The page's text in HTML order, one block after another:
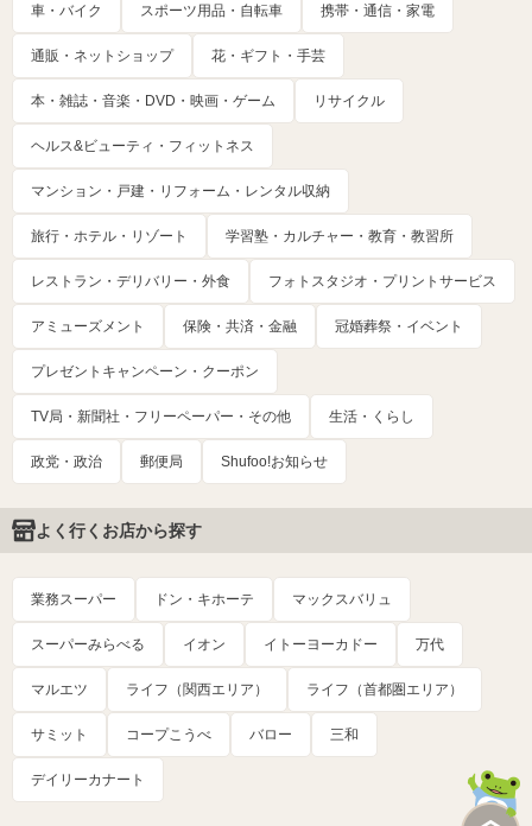
車・バイク スポーツ用品・自転車 携帯・通信・家電
通販・ネットショップ 花・ギフト・手芸
本・雑誌・音楽・DVD・映画・ゲーム リサイクル
ヘルス&ビューティ・フィットネス
マンション・戸建・リフォーム・レンタル収納
旅行・ホテル・リゾート 学習塾・カルチャー・教育・教習所
レストラン・デリバリー・外食 フォトスタジオ・プリントサービス
アミューズメント 保険・共済・金融 冠婚葬祭・イベント
プレゼントキャンペーン・クーポン
TV局・新聞社・フリーペーパー・その他 生活・くらし
政党・政治 郵便局 Shufoo!お知らせ
よく行くお店から探す
業務スーパー ドン・キホーテ マックスバリュ
スーパーみらべる イオン イトーヨーカドー 万代
マルエツ ライフ（関西エリア） ライフ（首都圏エリア）
サミット コープこうべ バロー 三和
デイリーカナート